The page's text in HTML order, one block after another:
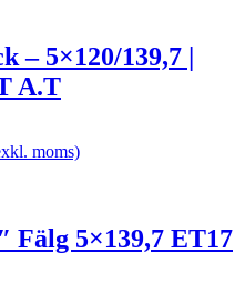
– 5×120/139,7 |
A.T
moms)
Fälg 5×139,7 ET17